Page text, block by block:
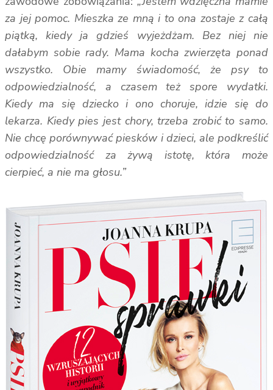
za jej pomoc. Mieszka ze mną i to ona zostaje z całą
piątką, kiedy ja gdzieś wyjeżdżam. Bez niej nie
dałabym sobie rady. Mama kocha zwierzęta ponad
wszystko. Obie mamy świadomość, że psy to
odpowiedzialność, a czasem też spore wydatki.
Kiedy ma się dziecko i ono choruje, idzie się do
lekarza. Kiedy pies jest chory, trzeba zrobić to samo.
Nie chcę porównywać piesków i dzieci, ale podkreślić
odpowiedzialność za żywą istotę, która może
cierpieć, a nie ma głosu.”